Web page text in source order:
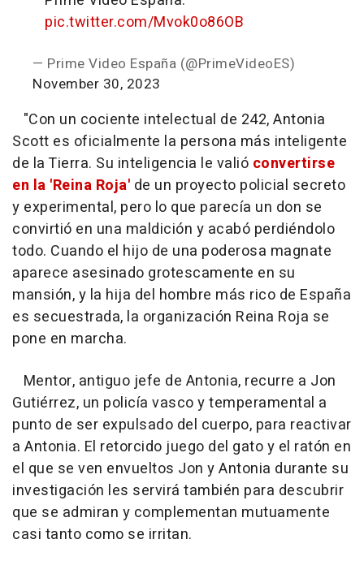
pic.twitter.com/Mvok0o86OB
— Prime Video España (@PrimeVideoES)
November 30, 2023
"Con un cociente intelectual de 242, Antonia
Scott es oficialmente la persona más inteligente
de la Tierra. Su inteligencia le valió convertirse
en la 'Reina Roja' de un proyecto policial secreto
y experimental, pero lo que parecía un don se
convirtió en una maldición y acabó perdiéndolo
todo. Cuando el hijo de una poderosa magnate
aparece asesinado grotescamente en su
mansión, y la hija del hombre más rico de España
es secuestrada, la organización Reina Roja se
pone en marcha.
Mentor, antiguo jefe de Antonia, recurre a Jon
Gutiérrez, un policía vasco y temperamental a
punto de ser expulsado del cuerpo, para reactivar
a Antonia. El retorcido juego del gato y el ratón en
el que se ven envueltos Jon y Antonia durante su
investigación les servirá también para descubrir
que se admiran y complementan mutuamente
casi tanto como se irritan.